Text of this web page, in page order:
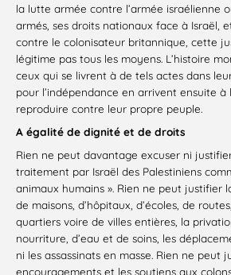
la lutte armée contre l’armée israélienne
armés, ses droits nationaux face à Israël,
contre le colonisateur britannique, cette
légitime pas tous les moyens. L’histoire
ceux qui se livrent à de tels actes dans
pour l’indépendance en arrivent ensuite à
reproduire contre leur propre peuple.
A égalité de dignité et de droits
Rien ne peut davantage excuser ni
traitement par Israël des Palestiniens
animaux humains ». Rien ne peut justifier
de maisons, d’hôpitaux, d’écoles, de
quartiers voire de villes entières, la
nourriture, d’eau et de soins, les
ni les assassinats en masse. Rien ne peut
encouragements et les soutiens aux